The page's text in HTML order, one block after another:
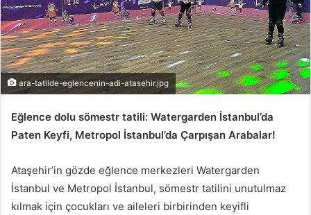
ara-tatilde-eglencenin-adi-atasehir.jpg
Eğlence dolu sömestr tatili: Watergarden İstanbul’da
Paten Keyfi, Metropol İstanbul’da Çarpışan Arabalar!
Ataşehir’in gözde eğlence merkezleri Watergarden
İstanbul ve Metropol İstanbul, sömestr tatilini unutulmaz
kılmak için çocukları ve aileleri birbirinden keyifli